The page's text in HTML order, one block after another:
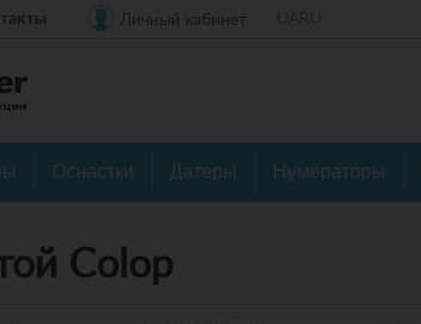
Личный кабинет
Оснастки Датеры Нумераторы
Colop